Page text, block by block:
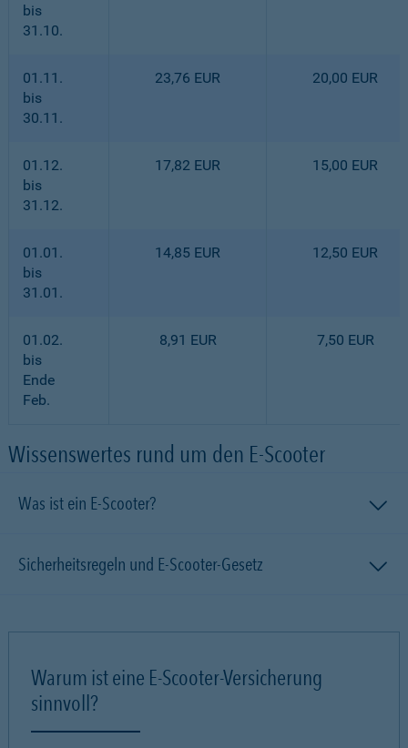
bis
31.10.
01.11.
bis
30.11.
23,76 EUR 20,00 EUR
01.12.
bis
31.12.
17,82 EUR 15,00 EUR
01.01.
bis
31.01.
14,85 EUR 12,50 EUR
01.02.
bis
Ende
Feb.
8,91 EUR 7,50 EUR
Wissenswertes rund um den E-Scooter
Was ist ein E-Scooter?
Sicherheitsregeln und E-Scooter-Gesetz
Warum ist eine E-Scooter-Versicherung
sinnvoll?